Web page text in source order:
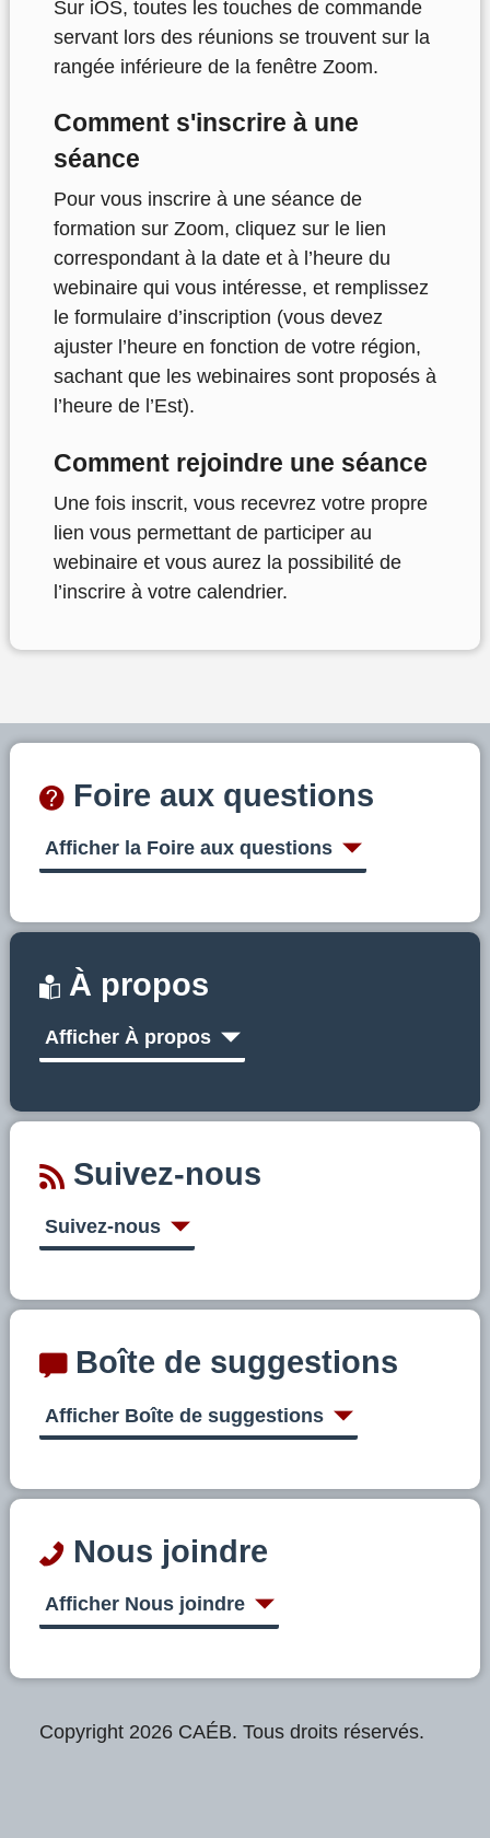
Sur iOS, toutes les touches de commande
servant lors des réunions se trouvent sur la
rangée inférieure de la fenêtre Zoom.
Comment s'inscrire à une
séance
Pour vous inscrire à une séance de
formation sur Zoom, cliquez sur le lien
correspondant à la date et à l’heure du
webinaire qui vous intéresse, et remplissez
le formulaire d’inscription (vous devez
ajuster l’heure en fonction de votre région,
sachant que les webinaires sont proposés à
l’heure de l’Est).
Comment rejoindre une séance
Une fois inscrit, vous recevrez votre propre
lien vous permettant de participer au
webinaire et vous aurez la possibilité de
l’inscrire à votre calendrier.
Foire aux questions
Afficher la Foire aux questions
À propos
Afficher À propos
Suivez-nous
Suivez-nous
Boîte de suggestions
Afficher Boîte de suggestions
Nous joindre
Afficher Nous joindre
Copyright 2026 CAÉB. Tous droits réservés.